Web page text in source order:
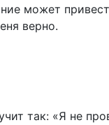
может
верно.
так: «Я не